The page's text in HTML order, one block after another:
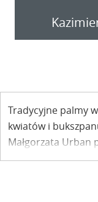
Tradycyjne palmy
kwiatów i
Małgorzata Urban
Ludowych i